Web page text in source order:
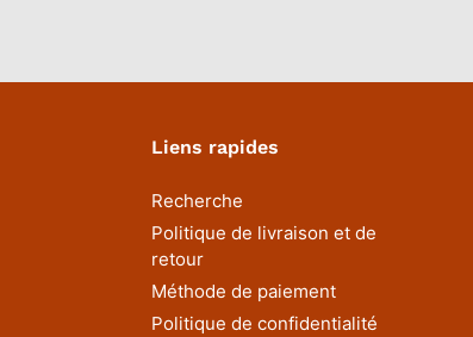
Liens rapides
Recherche
Politique de livraison et de
retour
Méthode de paiement
Politique de confidentialité